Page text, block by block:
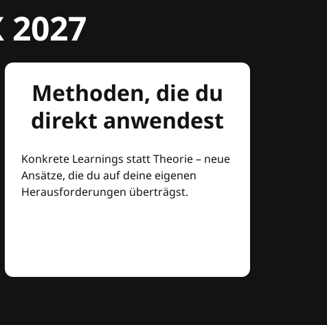
Methoden, die du
direkt anwendest
Konkrete Learnings statt Theorie – neue
Ansätze, die du auf deine eigenen
Herausforderungen überträgst.